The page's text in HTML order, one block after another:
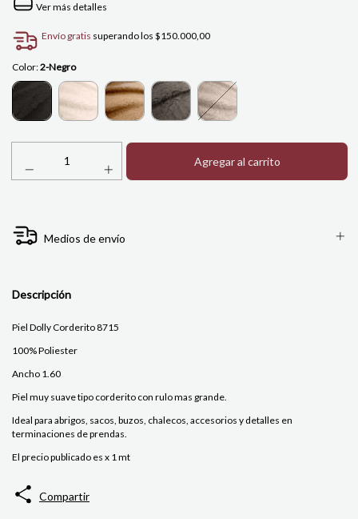
Ver más detalles
Envío gratis superando los $150.000,00
Color:2-Negro
Medios de envío
Descripción
Piel Dolly Corderito 8715
100% Poliester
Ancho 1.60
Piel muy suave tipo corderito con rulo mas grande.
Ideal para abrigos, sacos, buzos, chalecos, accesorios y detalles en
terminaciones de prendas.
El precio publicado es x 1 mt
Compartir